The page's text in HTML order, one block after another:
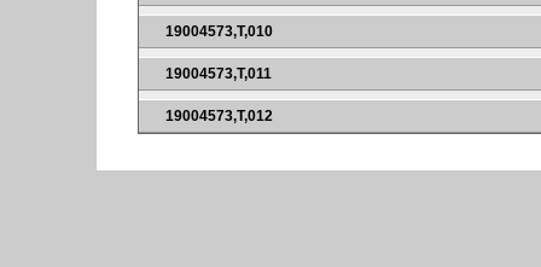
19004573,T,010
19004573,T,011
19004573,T,012